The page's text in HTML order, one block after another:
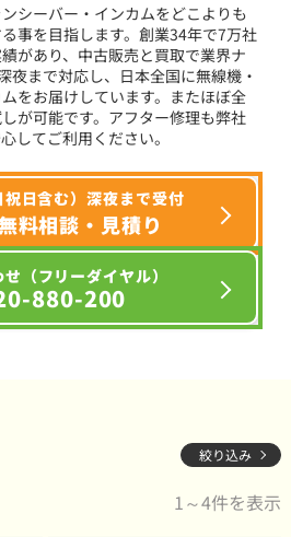
シーバー・インカムをどこよりも
事を目指します。創業34年で7万社
があり、中古販売と買取で業界ナ
夜まで対応し、日本全国に無線機・
をお届けしています。またほぼ全
が可能です。アフター修理も弊社
してご利用ください。
日含む）深夜まで受付
料相談・見積り
（フリーダイヤル）
880-200
絞り込み
1～4件を表示